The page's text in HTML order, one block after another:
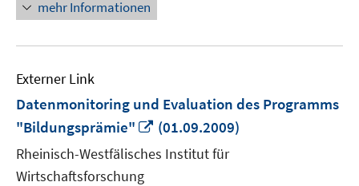
mehr Informationen
Externer Link
Datenmonitoring und Evaluation des Programms
"Bildungsprämie"
In
neuem
Fenster
(01.09.2009)
Rheinisch-Westfälisches Institut für
Wirtschaftsforschung